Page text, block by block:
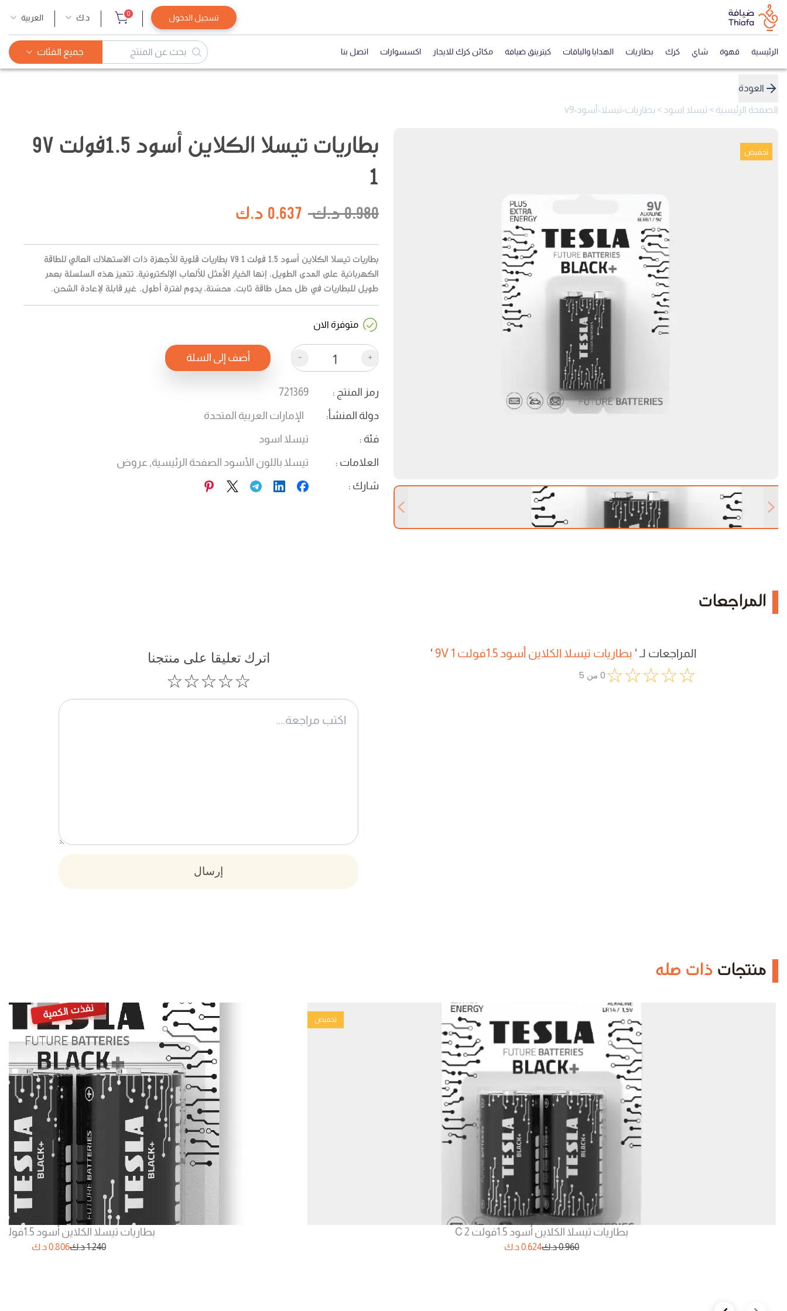
تسجيل الدخول 0 د.ك العربية
الرئيسية قهوة شاي كرك بطاريات الهدايا والباقات كيترينق ضيافة مكائن كرك للايجار اكسسوارات اتصل بنا جميع الفئات
العودة
الصفحة الرئيسية > تيسلا اسود > بطاريات-تيسلا-أسود-v9
تخفيض
Previous slide Next slide
بطاريات تيسلا الكلاين أسود 1.5فولت 9V
1
0.980د.ك 0.637 د.ك
بطاريات تيسلا الكلاين أسود 1.5 فولت V9 1 بطاريات قلوية للأجهزة ذات الاستهلاك العالي للطاقة
الكهربائية على المدى الطويل. إنها الخيار الأمثل للألعاب الإلكترونية. تتميز هذه السلسلة بعمر
طويل للبطاريات في ظل حمل طاقة ثابت. محسّنة، يدوم لفترة أطول. غير قابلة لإعادة الشحن.
متوفرة الان
- + أضف إلى السلة
رمز المنتج :
721369
دولة المنشأ:
الإمارات العربية المتحدة
فئة :
تيسلا اسود
العلامات : تيسلا باللون الأسود الصفحة الرئيسية, عروض
شارك :
المراجعات
المراجعات لـ ‘ بطاريات تيسلا الكلاين أسود 1.5فولت 9V 1 ‘
☆
☆
☆
☆
☆
0 من
اترك تعليقا على منتجنا
☆
☆
☆
☆
☆
إرسال
منتجات ذات صله
تخفيض
بطاريات تيسلا الكلاين أسود 1.5فولت C 2
0.960د.ك0.624د.ك
نفذت الكمية
بطاريات تيسلا الكلاين أسود 1.5فولت D 2
1.240د.ك0.806 د.ك